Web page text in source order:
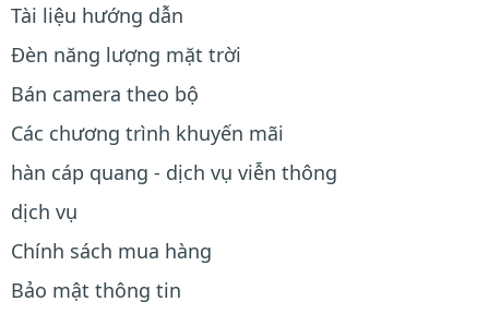
Tài liệu hướng dẫn
Đèn năng lượng mặt trời
Bán camera theo bộ
Các chương trình khuyến mãi
hàn cáp quang - dịch vụ viễn thông
dịch vụ
Chính sách mua hàng
Bảo mật thông tin